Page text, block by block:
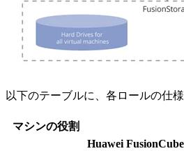
以下のテーブルに、各ロールの仕様
マシンの役割
Huawei